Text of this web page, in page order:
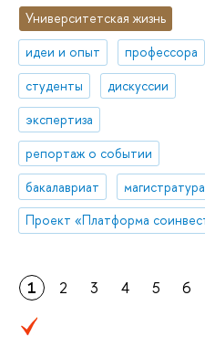
Университетская жизнь
идеи и опыт
профессора
студенты
дискуссии
экспертиза
репортаж о событии
бакалавриат
магистратура
1 2 3 4 5 6